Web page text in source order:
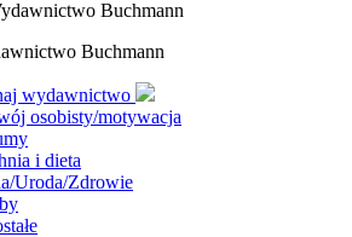
Buchmann
wydawnictwo
osobisty/motywacja
i dieta
Uroda/Zdrowie